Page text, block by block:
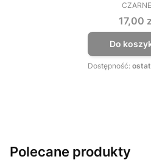
CZARNE
Cena
17,00
Do
Dostępność:
Polecane produkty